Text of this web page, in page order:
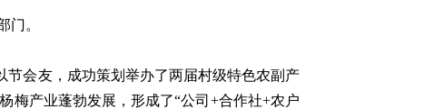
。
会友，成功策划举办了两届村级特色农副产
梅产业蓬勃发展，形成了“公司+合作社+农户